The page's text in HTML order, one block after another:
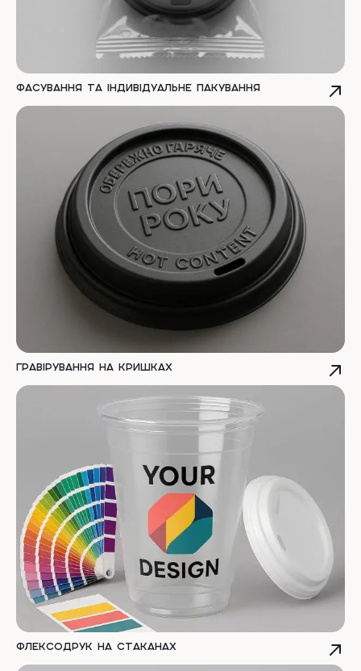
Фасування та індивідуальне пакування
Гравірування на кришках
Флексодрук на стаканах